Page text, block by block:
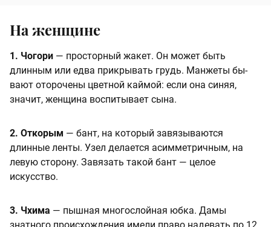
На женщине
1. Чогори — просторный жакет. Он может быть
длинным или едва прикрывать грудь. Манжеты бы­
вают оторочены цветной каймой: если она синяя,
значит, женщина воспитывает сына.
2. Откорым — бант, на кото­рый завязываются
длинные лен­ты. Узел делается асимметричным, на
левую сторону. Завязать такой бант — целое
искусство.
3. Чхима — пышная много­слойная юбка. Дамы
знатного происхождения имели право наде­вать по 12